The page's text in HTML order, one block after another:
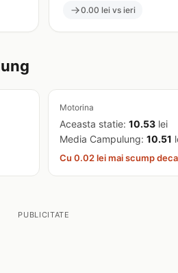
0.00 lei vs ieri
Motorina
Aceasta statie: 10.53 lei
Media Campulung: 10.51
Cu 0.02 lei mai scump
PUBLICITATE